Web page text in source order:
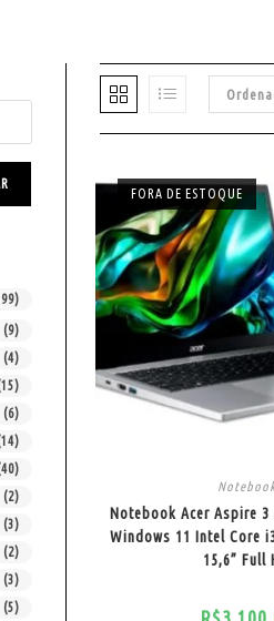
FORA DE ESTOQUE
Notebook Acer Aspire 3
Windows 11 Intel Core i3
15,6” Full
(9)
(4)
(6)
(2)
(3)
(2)
(3)
(5)